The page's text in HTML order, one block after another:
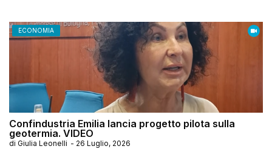
ECONOMIA
Confindustria Emilia lancia progetto pilota sulla
geotermia. VIDEO
di Giulia Leonelli - 26 Luglio, 2026